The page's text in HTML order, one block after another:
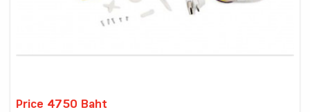
Price 4750 Baht